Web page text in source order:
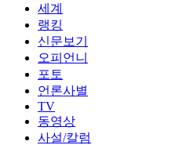
세계
랭킹
신문보기
오피언니
포토
언론사별
TV
동영상
사설/칼럼